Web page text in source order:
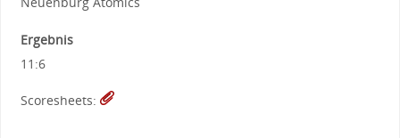
Ergebnis
11:6
Scoresheets: